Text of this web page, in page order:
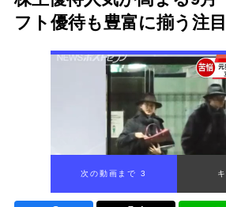
フト優待も豊富に揃う注
次の動画まで 2